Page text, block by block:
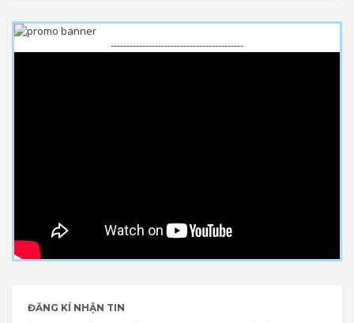
------------------------------------------
ĐĂNG KÍ NHẬN TIN